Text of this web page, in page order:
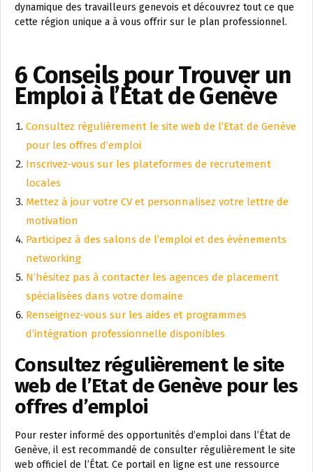
dynamique des travailleurs genevois et découvrez tout ce que
cette région unique a à vous offrir sur le plan professionnel.
6 Conseils pour Trouver un
Emploi à l’État de Genève
Consultez régulièrement le site web de l’Etat de Genève
pour les offres d’emploi
Inscrivez-vous sur les plateformes de recrutement
locales
Mettez à jour votre CV et personnalisez votre lettre de
motivation
Participez à des salons de l’emploi et des événements
networking
N’hésitez pas à contacter les agences de placement
spécialisées dans votre domaine
Renseignez-vous sur les aides et programmes
d’intégration professionnelle disponibles
Consultez régulièrement le site
web de l’Etat de Genève pour les
offres d’emploi
Pour rester informé des opportunités d’emploi dans l’État de
Genève, il est recommandé de consulter régulièrement le site
web officiel de l’État. Ce portail en ligne est une ressource